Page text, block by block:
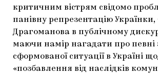
критичним вістрям свідомо
панівну репрезентацію
Драгоманова в публічному
маючи намір нагадати про певні
сформованої ситуації в Україні
«позбавлення від наслідків